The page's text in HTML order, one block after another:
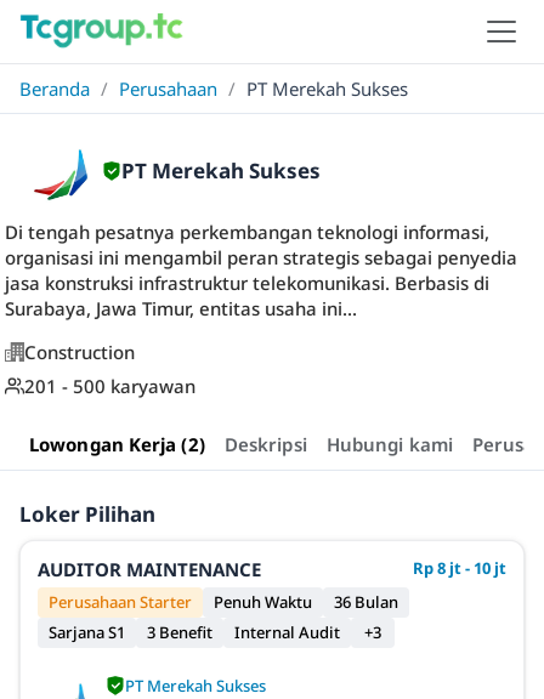
Beranda / Perusahaan / PT Merekah Sukses
PT Merekah Sukses
Di tengah pesatnya perkembangan teknologi informasi,
organisasi ini mengambil peran strategis sebagai penyedia
jasa konstruksi infrastruktur telekomunikasi. Berbasis di
Surabaya, Jawa Timur, entitas usaha ini...
Construction
201 - 500 karyawan
Lowongan Kerja (2) Deskripsi Hubungi kami
Loker Pilihan
AUDITOR MAINTENANCE
Rp 8 jt - 10 jt
Perusahaan Starter
Penuh Waktu
36 Bulan
Sarjana S1
3 Benefit Internal Audit +3
PT Merekah Sukses